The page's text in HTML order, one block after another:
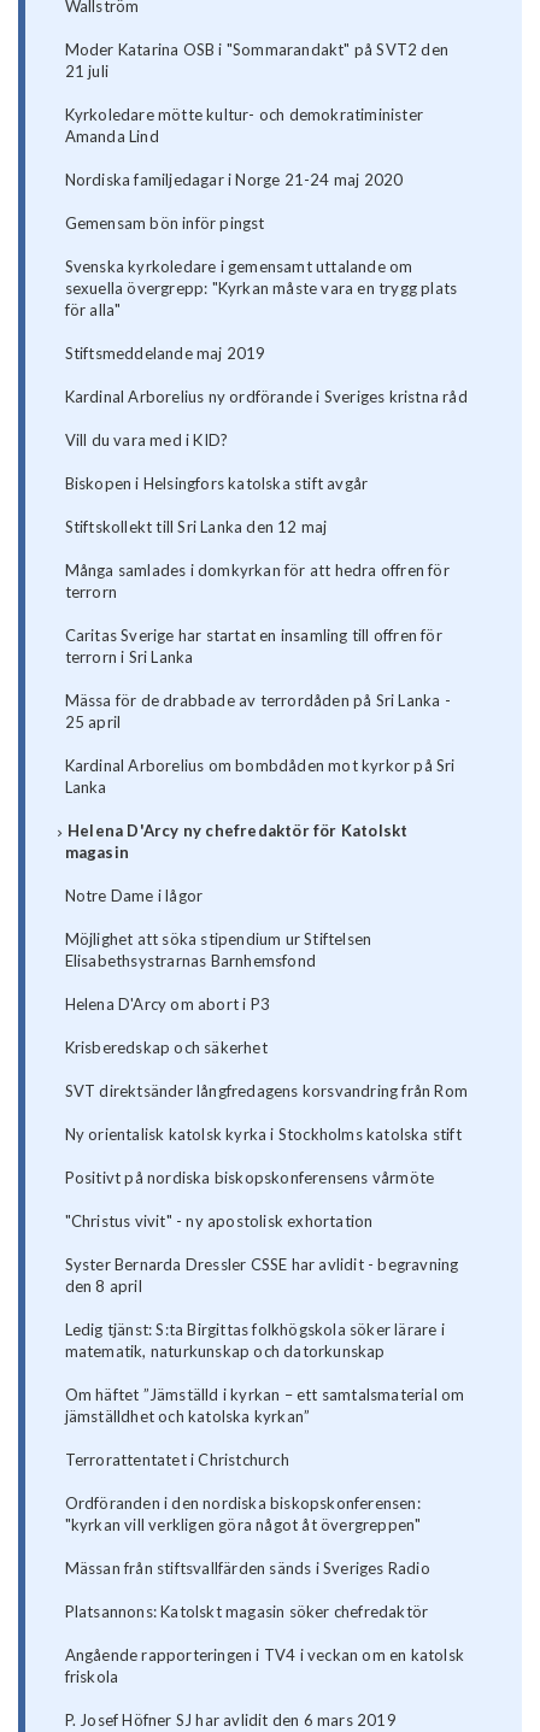
Wallström
Moder Katarina OSB i "Sommarandakt" på SVT2 den
21 juli
Kyrkoledare mötte kultur- och demokratiminister
Amanda Lind
Nordiska familjedagar i Norge 21-24 maj 2020
Gemensam bön inför pingst
Svenska kyrkoledare i gemensamt uttalande om
sexuella övergrepp: "Kyrkan måste vara en trygg plats
för alla"
Stiftsmeddelande maj 2019
Kardinal Arborelius ny ordförande i Sveriges kristna råd
Vill du vara med i KID?
Biskopen i Helsingfors katolska stift avgår
Stiftskollekt till Sri Lanka den 12 maj
Många samlades i domkyrkan för att hedra offren för
terrorn
Caritas Sverige har startat en insamling till offren för
terrorn i Sri Lanka
Mässa för de drabbade av terrordåden på Sri Lanka -
25 april
Kardinal Arborelius om bombdåden mot kyrkor på Sri
Lanka
Helena D'Arcy ny chefredaktör för Katolskt
magasin
Notre Dame i lågor
Möjlighet att söka stipendium ur Stiftelsen
Elisabethsystrarnas Barnhemsfond
Helena D'Arcy om abort i P3
Krisberedskap och säkerhet
SVT direktsänder långfredagens korsvandring från Rom
Ny orientalisk katolsk kyrka i Stockholms katolska stift
Positivt på nordiska biskopskonferensens vårmöte
"Christus vivit" - ny apostolisk exhortation
Syster Bernarda Dressler CSSE har avlidit - begravning
den 8 april
Ledig tjänst: S:ta Birgittas folkhögskola söker lärare i
matematik, naturkunskap och datorkunskap
Om häftet ”Jämställd i kyrkan – ett samtalsmaterial om
jämställdhet och katolska kyrkan”
Terrorattentatet i Christchurch
Ordföranden i den nordiska biskopskonferensen:
"kyrkan vill verkligen göra något åt övergreppen"
Mässan från stiftsvallfärden sänds i Sveriges Radio
Platsannons: Katolskt magasin söker chefredaktör
Angående rapporteringen i TV4 i veckan om en katolsk
friskola
P. Josef Höfner SJ har avlidit den 6 mars 2019